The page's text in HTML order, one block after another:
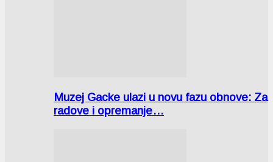
Muzej Gacke ulazi u novu fazu obnove: Za
radove i opremanje…